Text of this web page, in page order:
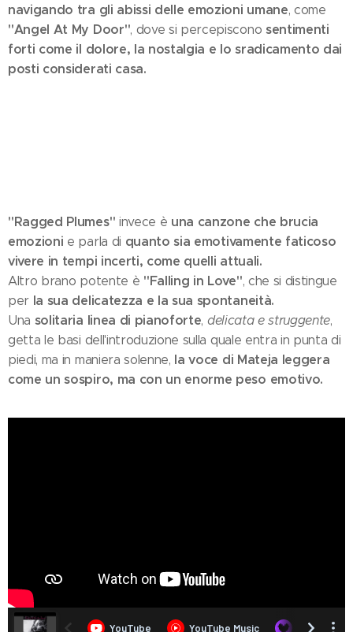
navigando tra gli abissi delle emozioni umane, come
"Angel At My Door", dove si percepiscono sentimenti
forti come il dolore, la nostalgia e lo sradicamento dai
posti considerati casa.
"Ragged Plumes" invece è una canzone che brucia
emozioni e parla di quanto sia emotivamente faticoso
vivere in tempi incerti, come quelli attuali.
Altro brano potente è "Falling in Love", che si distingue
per la sua delicatezza e la sua spontaneità.
Una solitaria linea di pianoforte, delicata e struggente,
getta le basi dell'introduzione sulla quale entra in punta di
piedi, ma in maniera solenne, la voce di Mateja leggera
come un sospiro, ma con un enorme peso emotivo.